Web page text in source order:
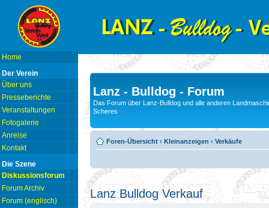
Home
Der Verein
Über uns
Presseberichte
Veranstaltungen
Fotogalerie
Anreise
Kontakt
Die Szene
Diskussionsforum
Forum Archiv
Forum (englisch)
Lanz - Bulldog - Forum
Das Forum über Lanz-Bulldog und alle anderen
Scheres
Foren-Übersicht ‹ Kleinanzeigen ‹ Verkäufe
Lanz Bulldog Verkauf